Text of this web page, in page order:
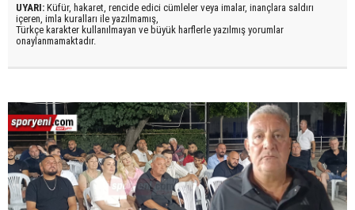
UYARI: Küfür, hakaret, rencide edici cümleler veya imalar, inançlara saldırı
içeren, imla kuralları ile yazılmamış,
Türkçe karakter kullanılmayan ve büyük harflerle yazılmış yorumlar
onaylanmamaktadır.